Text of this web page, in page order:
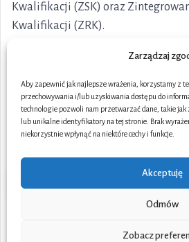
Zarządzaj
Aby zapewnić jak najlepsze wrażenia, korzystamy z
przechowywania i/lub uzyskiwania dostępu do
technologie pozwoli nam przetwarzać dane, takie jak
lub unikalne identyfikatory na tej stronie. Brak
niekorzystnie wpłynąć na niektóre cechy i funkcje.
Akceptuję
Odmów
Zobacz
Kwalifikacji (ZSK) oraz
Kwalifikacji (ZRK).